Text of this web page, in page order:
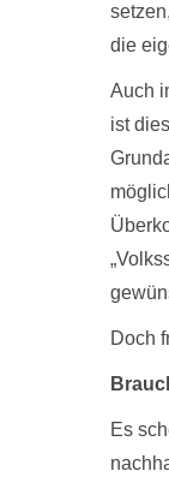
die
Auch
ist
Doch
Es